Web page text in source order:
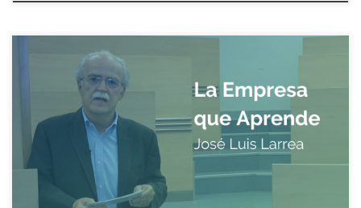
El Presidente del Consejo Asesor de Deusto Social Lab, José Luis
Larrea indica la relevancia que tiene el aprendizaje en la
Empresa.